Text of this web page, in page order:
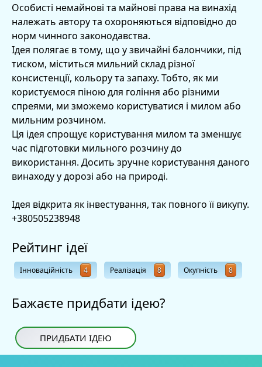
Особисті немайнові та майнові права на винахід
належать автору та охороняються відповідно до
норм чинного законодавства.
Ідея полягає в тому, що у звичайні балончики, під
тиском, міститься мильний склад різної
консистенції, кольору та запаху. Тобто, як ми
користуємося піною для гоління або різними
спреями, ми зможемо користуватися і милом або
мильним розчином.
Ця ідея спрощує користування милом та зменшує
час підготовки мильного розчину до
використання. Досить зручне користування даного
винаходу у дорозі або на природі.
Ідея відкрита як інвестування, так повного її викупу.
+380505238948
Рейтинг ідеї
Інноваційність 4 Реалізація 8 Окупність 8
Бажаєте придбати ідею?
ПРИДБАТИ ІДЕЮ